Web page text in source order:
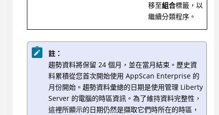
移至組合標籤，以
繼續分類程序。
註：
趨勢資料將保留 24 個月，並在當月結束。歷史資
料累積從您首次開始使用 AppScan Enterprise 的
月份開始。趨勢資料彙總的日期是使用管理 Liberty
Server 的電腦的時區資訊。為了維持資料完整性，
這裡所顯示的日期仍然是擷取它們時所在的時區，